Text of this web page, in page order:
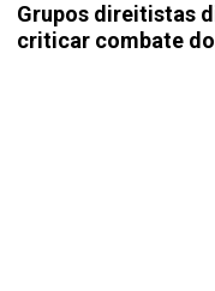
Grupos direitistas
criticar combate do